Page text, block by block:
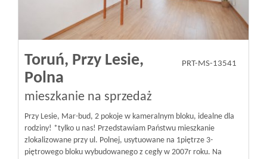
Toruń, Przy Lesie,
Polna
mieszkanie na sprzedaż
PRT-MS-13541
Przy Lesie, Mar-bud, 2 pokoje w kameralnym bloku, idealne dla
rodziny! *tylko u nas! Przedstawiam Państwu mieszkanie
zlokalizowane przy ul. Polnej, usytuowane na 1piętrze 3-
piętrowego bloku wybudowanego z cegły w 2007r roku. Na